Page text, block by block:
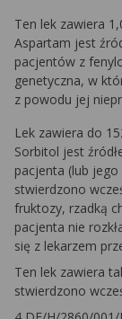
Ten lek zawiera
Aspartam jest
pacjentów z
genetyczna, w
z powodu jej
Lek zawiera do
Sorbitol jest
pacjenta (lub
stwierdzono
fruktozy, rzadką
pacjenta nie
się z lekarzem
Ten lek zawiera
stwierdzono